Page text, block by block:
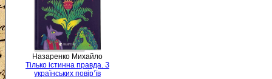
Назаренко Михайло
Тілько істинна правда. З
українських повір’їв